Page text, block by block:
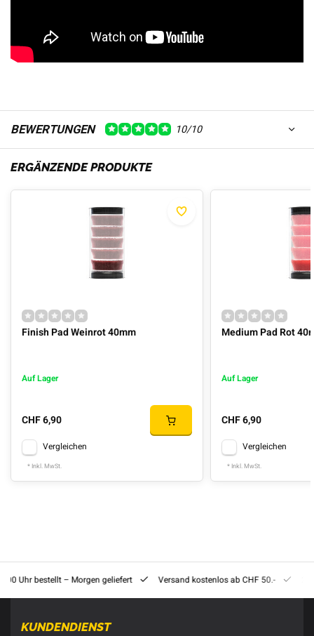
BEWERTUNGEN 10/10
ERGÄNZENDE PRODUKTE
Finish Pad Weinrot 40mm
Auf Lager
CHF 6,90
Vergleichen
* Inkl. MwSt.
Medium Pad Rot
Auf Lager
CHF 6,90
Vergleichen
* Inkl. MwSt.
Uhr bestellt – Morgen geliefert Versand kostenlos ab CHF 50.-
KUNDENDIENST